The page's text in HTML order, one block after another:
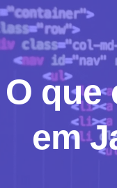
O que
em